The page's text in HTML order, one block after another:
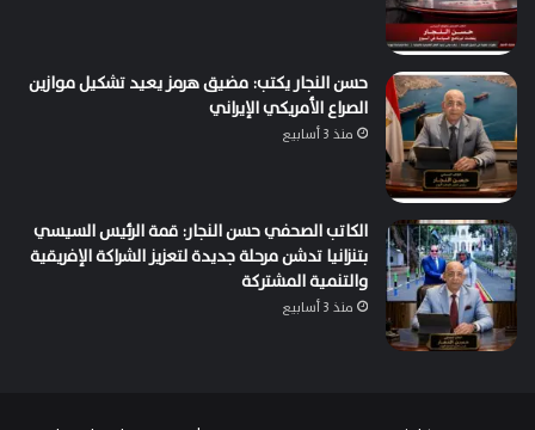
حسن النجار يكتب: مضيق هرمز يعيد تشكيل موازين
الصراع الأمريكي الإيراني
منذ 3 أسابيع
الكاتب الصحفي حسن النجار: قمة الرئيس السيسي
بتنزانيا تدشن مرحلة جديدة لتعزيز الشراكة الإفريقية
والتنمية المشتركة
منذ 3 أسابيع